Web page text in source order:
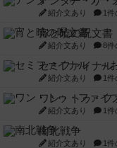
紹介文あり 1件
宵と暁の呪文書
紹介文あり 8件
セミファイナ
紹介文あり 1件
ワン・トゥ・フ
紹介文あり 1件
南北戦争
紹介文あり 1件